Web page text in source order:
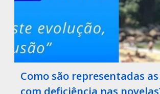
Como são representadas
com deficiência nas